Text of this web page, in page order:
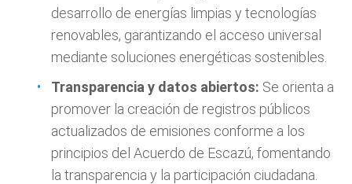
desarrollo de energías limpias y tecnologías
renovables, garantizando el acceso universal
mediante soluciones energéticas sostenibles.
Transparencia y datos abiertos: Se orienta a
promover la creación de registros públicos
actualizados de emisiones conforme a los
principios del Acuerdo de Escazú, fomentando
la transparencia y la participación ciudadana.